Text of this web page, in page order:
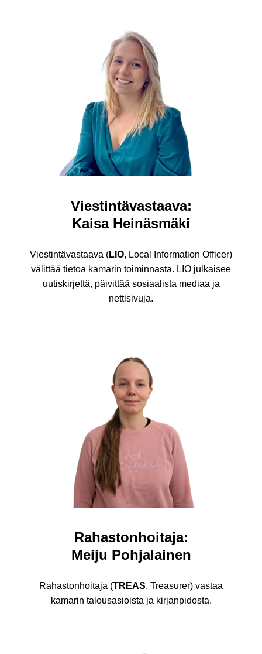
Viestintävastaava:
Kaisa Heinäsmäki
Viestintävastaava (LIO, Local Information Officer)
välittää tietoa kamarin toiminnasta. LIO julkaisee
uutiskirjettä, päivittää sosiaalista mediaa ja
nettisivuja.
Rahastonhoitaja:
Meiju Pohjalainen
Rahastonhoitaja (TREAS, Treasurer) vastaa
kamarin talousasioista ja kirjanpidosta.